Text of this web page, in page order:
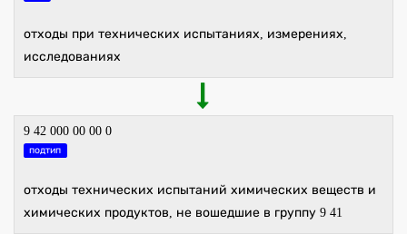
отходы при технических испытаниях, измерениях,
исследованиях
9 42 000 00 00 0
подтип
отходы технических испытаний химических веществ и
химических продуктов, не вошедшие в группу 9 41